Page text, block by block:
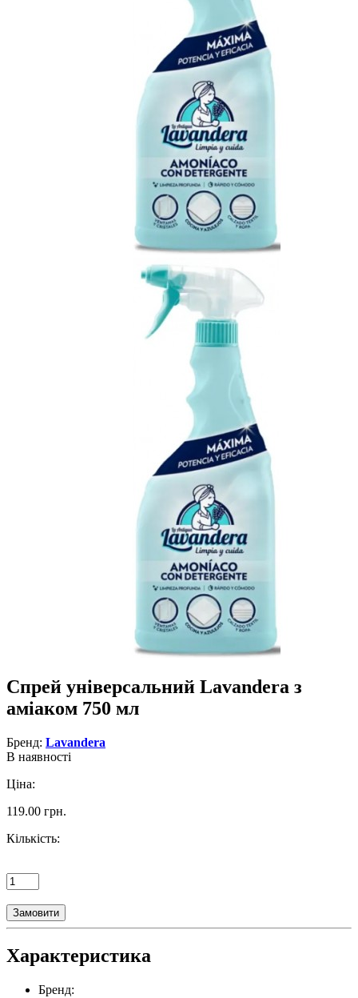
Спрей універсальний Lavandera з
аміаком 750 мл
Бренд: Lavandera
В наявності
Ціна:
119.00 грн.
Кількість:
Замовити
Характеристика
Бренд: